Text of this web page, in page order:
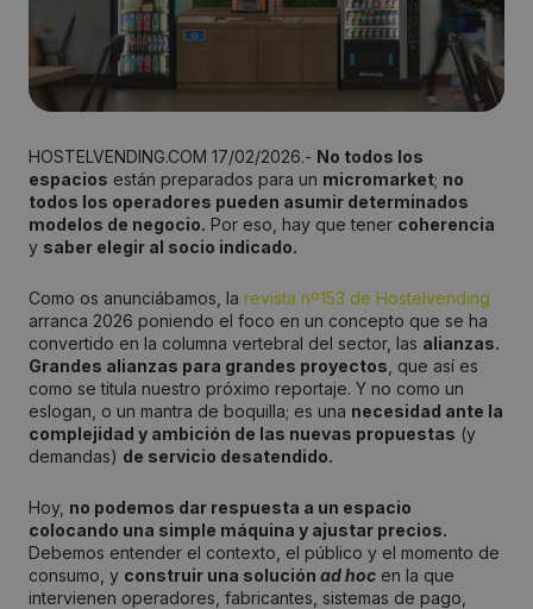
HOSTELVENDING.COM 17/02/2026.- No todos los
espacios están preparados para un micromarket; no
todos los operadores pueden asumir determinados
modelos de negocio. Por eso, hay que tener coherencia
y saber elegir al socio indicado.
Como os anunciábamos, la revista nº153 de Hostelvending
arranca 2026 poniendo el foco en un concepto que se ha
convertido en la columna vertebral del sector, las alianzas.
Grandes alianzas para grandes proyectos , que así es
como se titula nuestro próximo reportaje. Y no como un
eslogan, o un mantra de boquilla; es una necesidad ante la
complejidad y ambición de las nuevas propuestas (y
demandas) de servicio desatendido.
Hoy, no podemos dar respuesta a un espacio
colocando una simple máquina y ajustar precios.
Debemos entender el contexto, el público y el momento de
consumo, y construir una solución ad hoc en la que
intervienen operadores, fabricantes, sistemas de pago,